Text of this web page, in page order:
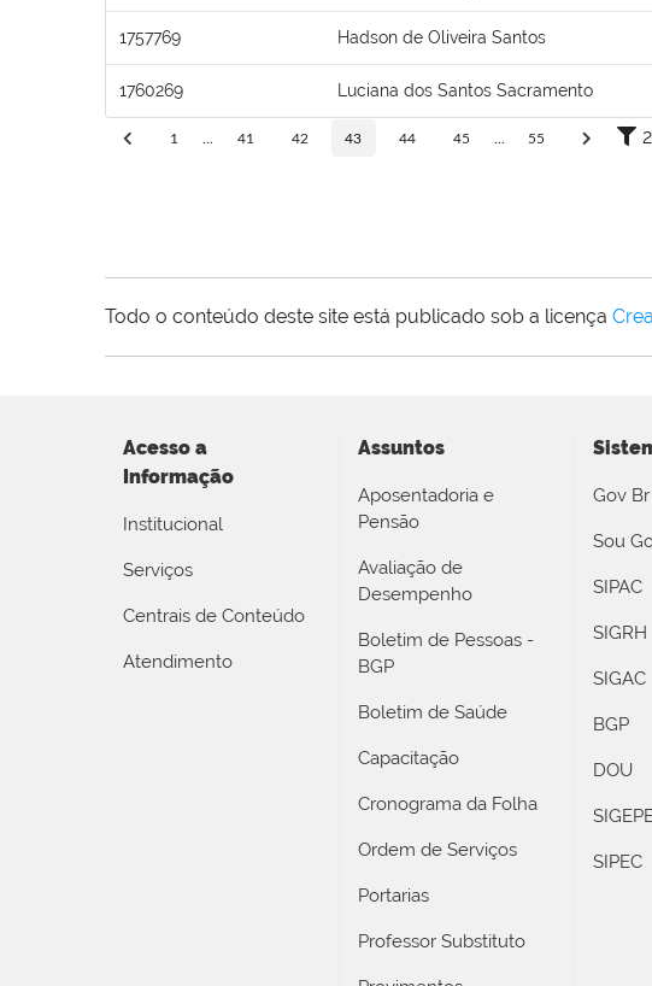
1757769 Hadson de Oliveira Santos
1760269 Luciana dos Santos Sacramento
1 41 42 43 44 45 55
Todo o conteúdo deste site está publicado sob a licença
Acesso a
Informação
Institucional
Serviços
Centrais de Conteúdo
Atendimento
Assuntos
Aposentadoria e
Pensão
Avaliação de
Desempenho
Boletim de Pessoas -
BGP
Boletim de Saúde
Capacitação
Cronograma da Folha
Ordem de Serviços
Portarias
Professor Substituto
Gov Br
Sou
SIPAC
SIGRH
SIGAC
BGP
DOU
SIPEC